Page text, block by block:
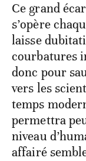
Ce grand
s’opère
laisse
courbatures
donc pour
vers les
temps
permettra
niveau
affairé